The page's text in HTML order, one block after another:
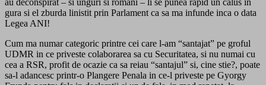
au deconspirat – si unguri si romani – li se punea rapid un calus in
gura si el zburda linistit prin Parlament ca sa ma infunde inca o data
Legea ANI!
Cum ma numar categoric printre cei care l-am “santajat” pe groful
UDMR in ce priveste colaborarea sa cu Securitatea, si nu numai cu
cea a RSR, profit de ocazie ca sa reiau “santajul” si, cine stie?, poate
sa-l adancesc printr-o Plangere Penala in ce-l priveste pe Gyorgy